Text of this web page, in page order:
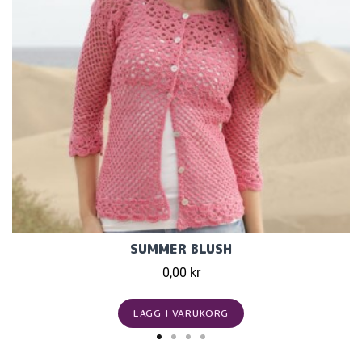
SUMMER BLUSH
0,00 kr
LÄGG I VARUKORG